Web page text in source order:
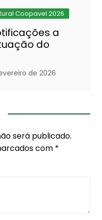
Coopavel 2026
a
do
de 2026
será publicado.
com *